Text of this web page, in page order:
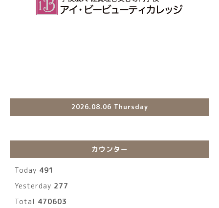
2026.08.06 Thursday
カウンター
Today 491
Yesterday 277
Total 470603